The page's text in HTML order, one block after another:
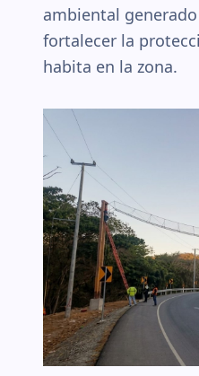
ambiental
fortalecer la
habita en la zona.